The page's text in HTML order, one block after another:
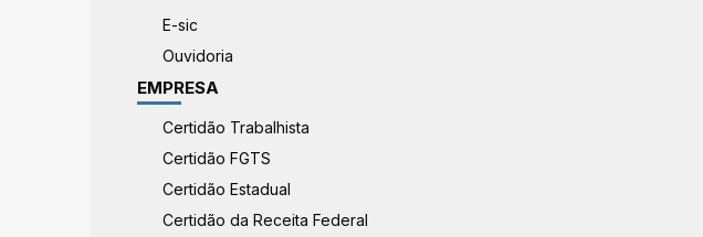
E-sic
Ouvidoria
EMPRESA
Certidão Trabalhista
Certidão FGTS
Certidão Estadual
Certidão da Receita Federal